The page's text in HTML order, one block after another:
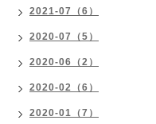
2021-07（6）
2020-07（5）
2020-06（2）
2020-02（6）
2020-01（7）